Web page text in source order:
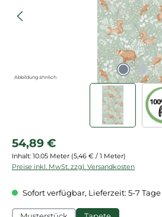
Abbildung ähnlich
Regulärer Preis:
54,89 €
Inhalt: 10.05 Meter (5,46 € / 1 Meter)
Preise inkl. MwSt. zzgl. Versandkosten
Sofort verfügbar, Lieferzeit: 5-7 Tage